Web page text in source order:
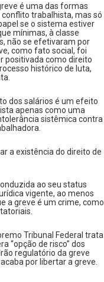
é uma das formas
trabalhista, mas só
se o sistema estiver
mínimas, à classe
não se efetivaram por
como fato social, foi
positivada como direito
histórico de luta,
dos salários é um efeito
apenas como uma
sistêmica contra
a existência do direito de
ao seu status
vigente, ao menos
a greve é um crime, como
Tribunal Federal trata
“opção de risco” dos
regulatório da greve
por libertar a greve.